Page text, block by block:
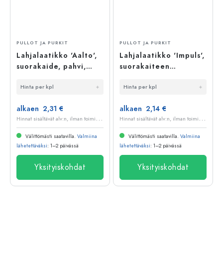
PULLOT JA PURKIT
Lahjalaatikko 'Aalto',
suorakaide, pahvi,
Hinta per kpl
alkaen 2,31 €
H
innat sisältävät alv:n, ilman toimituskuluja
Välittömästi saatavilla. Valmiina
lähetettäväksi: 1–2 päivässä
Yksityiskohdat
PULLOT JA PURKIT
Lahjalaatikko 'Impuls',
suorakaiteen
savi
Hinta per kpl
alkaen 2,14 €
H
innat sisältävät alv:n, ilman toimituskuluja
Välittömästi saatavilla. Valmiina
lähetettäväksi: 1–2 päivässä
Yksityiskohdat